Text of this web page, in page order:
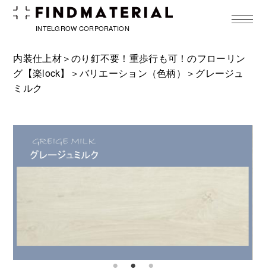
INTELGROW CORPORATION
toggle
内装仕上材＞のり釘不要！重歩行も可！のフローリン
グ【楽lock】
＞バリエーション（色柄）
＞グレージュ
ミルク